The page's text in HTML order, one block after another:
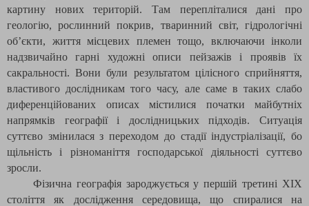
картину нових територій. Там перепліталися дані про
геологію, рослинний покрив, тваринний світ, гідрологічні
об’єкти, життя місцевих племен тощо, включаючи інколи
надзвичайно гарні художні описи пейзажів і проявів їх
сакральності. Вони були результатом цілісного сприйняття,
властивого дослідникам того часу, але саме в таких слабо
диференційованих описах містилися початки майбутніх
напрямків географії і дослідницьких підходів. Ситуація
суттєво змінилася з переходом до стадії індустріалізації, бо
щільність і різноманіття господарської діяльності суттєво
зросли.
Фізична географія зароджується у першій третині ХІХ
століття як дослідження середовища, що спиралися на